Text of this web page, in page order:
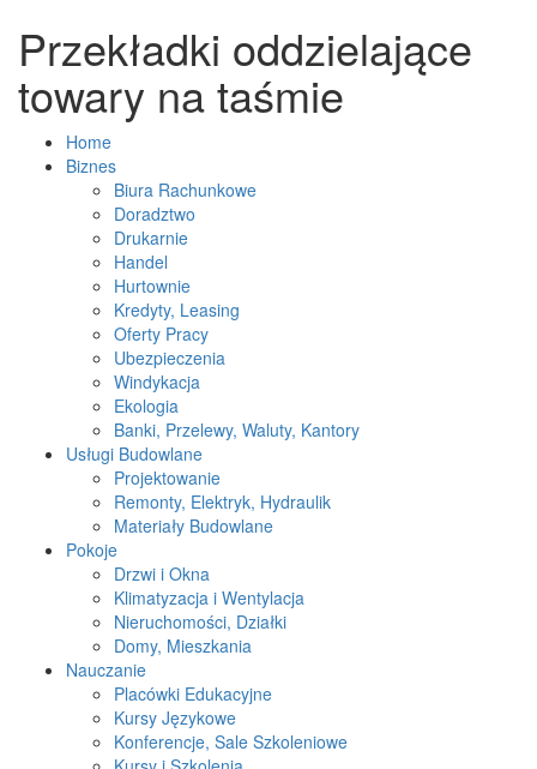
Przekładki oddzielające
towary na taśmie
Home
Biznes
Biura Rachunkowe
Doradztwo
Drukarnie
Handel
Hurtownie
Kredyty, Leasing
Oferty Pracy
Ubezpieczenia
Windykacja
Ekologia
Banki, Przelewy, Waluty, Kantory
Usługi Budowlane
Projektowanie
Remonty, Elektryk, Hydraulik
Materiały Budowlane
Pokoje
Drzwi i Okna
Klimatyzacja i Wentylacja
Nieruchomości, Działki
Domy, Mieszkania
Nauczanie
Placówki Edukacyjne
Kursy Językowe
Konferencje, Sale Szkoleniowe